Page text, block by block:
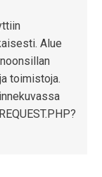
Alue
toimistoja.